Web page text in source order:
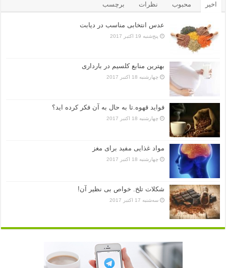
اخیر محبوب نظرات برچسب
عدس انتخابی مناسب در دیابت
پنج‌شنبه 19 اکتبر 2017
بهترین منابع کلسیم در بارداری
چهارشنبه 18 اکتبر 2017
فواید قهوه.تا به حال به آن فکر کرده اید؟
چهارشنبه 18 اکتبر 2017
مواد غذایی مفید برای مغز
چهارشنبه 18 اکتبر 2017
شکلات تلخ. خواص بی نظیر آن!
سه‌شنبه 17 اکتبر 2017